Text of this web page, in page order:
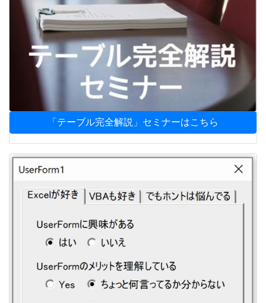
「テーブル完全解説」セミナーはこちら